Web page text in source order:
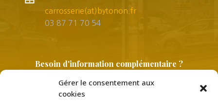
Gérer le consentement aux
cookies
carrosserie(at)bytonon.fr
03 87 71 70 54
Besoin d'information complémentaire ?